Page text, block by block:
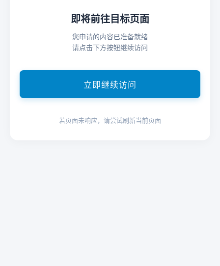
即将前往目标页面
您申请的内容已准备就绪
请点击下方按钮继续访问
立即继续访问
若页面未响应，请尝试刷新当前页面